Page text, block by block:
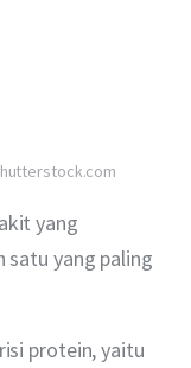
yang
satu yang paling
protein, yaitu